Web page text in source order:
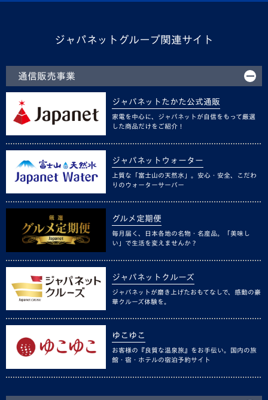
ジャパネットグループ関連サイト
通信販売事業
ジャパネットたかた公式通販
家電を中心に、ジャパネットが自信をもって厳選
した商品だけをご紹介！
ジャパネットウォーター
上質な「富士山の天然水」。安心・安全、こだわ
りのウォーターサーバー
グルメ定期便
毎月届く、日本各地の名物・名産品。「美味し
い」で生活を変えませんか？
ジャパネットクルーズ
ジャパネットが磨き上げたおもてなしで、感動の豪
華クルーズ体験を。
ゆこゆこ
お客様の『良質な温泉旅』をお手伝い。国内の旅
館・宿・ホテルの宿泊予約サイト